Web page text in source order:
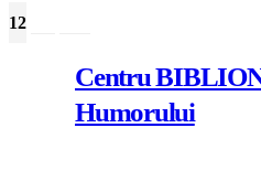
12
Centru
Humorului